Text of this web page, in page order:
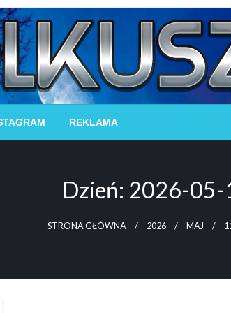
REKLAMA
Dzień: 2026-05-
STRONA GŁÓWNA 2026 MAJ